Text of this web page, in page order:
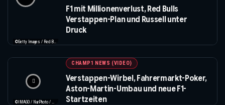
©Getty Images / Red Bull / Formula 1
F1 mit Millionenverlust, Red Bulls
Verstappen-Plan und Russell unter
Druck
©IMAGO / NurPhoto / Beautiful Sports
CHAMP1 NEWS (VIDEO)
Verstappen-Wirbel, Fahrermarkt-Poker,
Aston-Martin-Umbau und neue F1-
Startzeiten